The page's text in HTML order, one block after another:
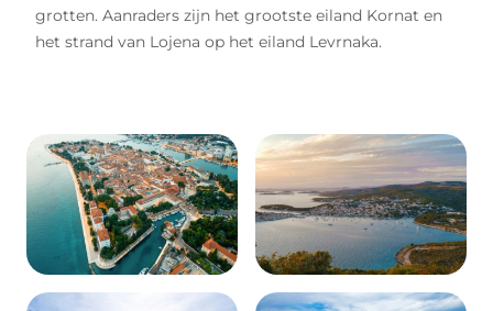
grotten. Aanraders zijn het grootste eiland Kornat en
het strand van Lojena op het eiland Levrnaka.